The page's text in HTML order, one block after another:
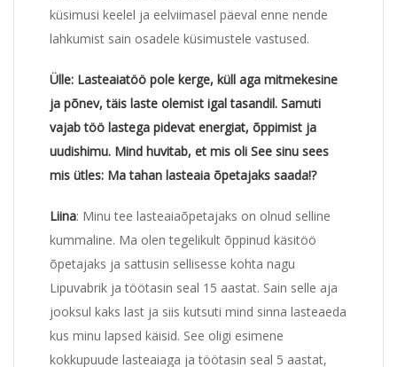
küsimusi keelel ja eelviimasel päeval enne nende
lahkumist sain osadele küsimustele vastused.
Ülle: Lasteaiatöö pole kerge, küll aga mitmekesine
ja põnev, täis laste olemist igal tasandil. Samuti
vajab töö lastega pidevat energiat, õppimist ja
uudishimu. Mind huvitab, et mis oli See sinu sees
mis ütles: Ma tahan lasteaia õpetajaks saada!?
Liina: Minu tee lasteaiaõpetajaks on olnud selline
kummaline. Ma olen tegelikult õppinud käsitöö
õpetajaks ja sattusin sellisesse kohta nagu
Lipuvabrik ja töötasin seal 15 aastat. Sain selle aja
jooksul kaks last ja siis kutsuti mind sinna lasteaeda
kus minu lapsed käisid. See oligi esimene
kokkupuude lasteaiaga ja töötasin seal 5 aastat,